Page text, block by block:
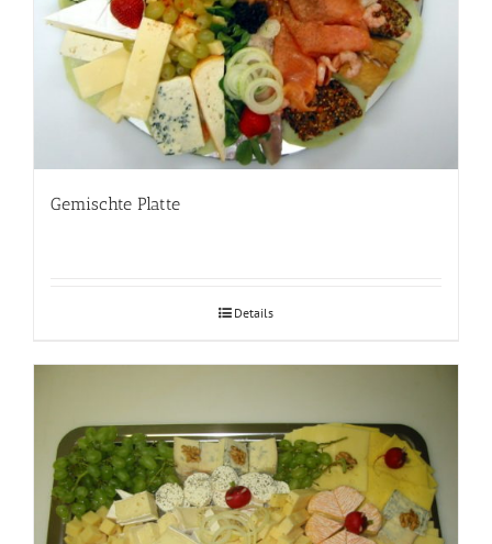
Gemischte Platte
Details